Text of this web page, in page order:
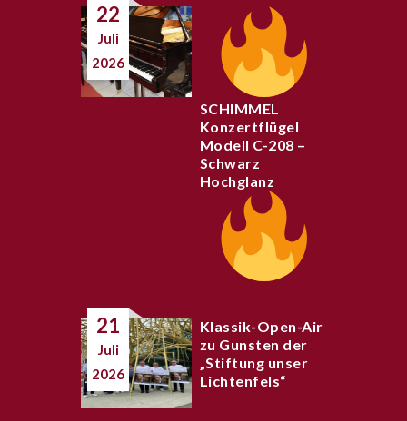
22
Juli
2026
SCHIMMEL
Konzertflügel
Modell C-208 –
Schwarz
Hochglanz
21
Juli
2026
Klassik-Open-Air
zu Gunsten der
„Stiftung unser
Lichtenfels“